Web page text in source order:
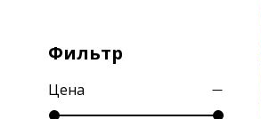
Фильтр
Цена